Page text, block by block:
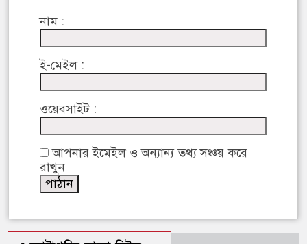
নাম :
ই-মেইল :
ওয়েবসাইট :
আপনার ইমেইল ও অন্যান্য তথ্য সঞ্চয় করে
রাখুন